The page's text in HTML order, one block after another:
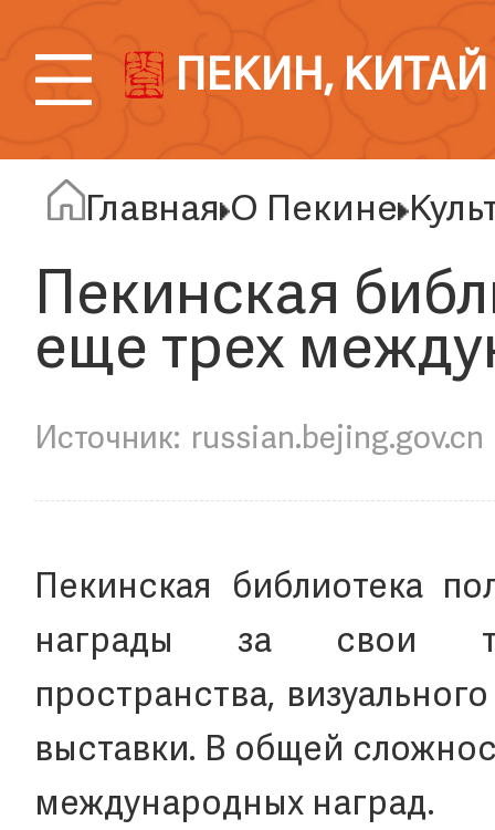
ПЕКИН, КИТАЙ
Главная О Пекине
Пекинская
еще трех
russian.bejing.gov.cn
Пекинская библиотека
награды за свои
пространства,
выставки. В общей
международных наград.